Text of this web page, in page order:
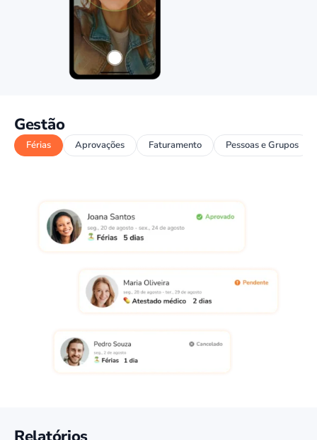
Gestão
Férias Aprovações Faturamento Pessoas e Grupos